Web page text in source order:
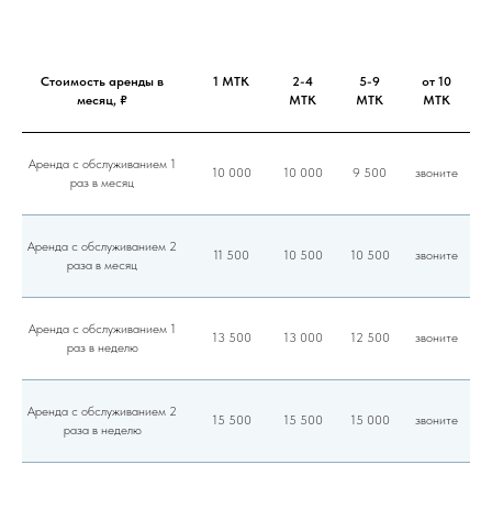
Стоимость аренды в
месяц, ₽
1 МТК
2-4
МТК
5-9
МТК
от 10
МТК
Аренда с обслуживанием 1
раз в месяц
10 000 10 000 9 500 звоните
Аренда с обслуживанием 2
раза в месяц
11 500 10 500 10 500 звоните
Аренда с обслуживанием 1
раз в неделю
13 500 13 000 12 500 звоните
Аренда с обслуживанием 2
раза в неделю
15 500 15 500 15 000 звоните